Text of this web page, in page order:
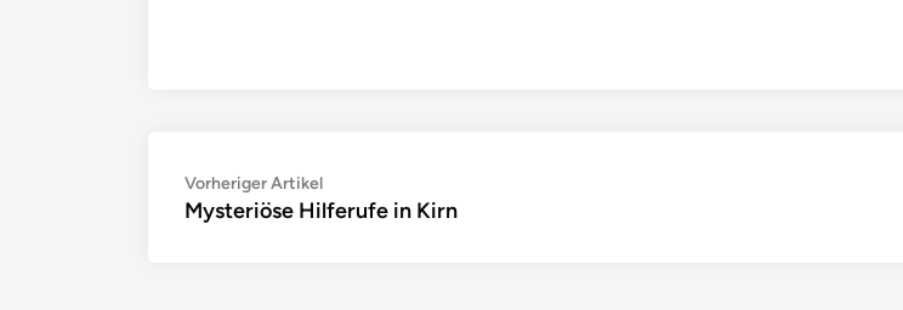
Beitragsnavigation
Vorheriger ArtikelVorheriger
Artikel:
Mysteriöse Hilferufe in Kirn